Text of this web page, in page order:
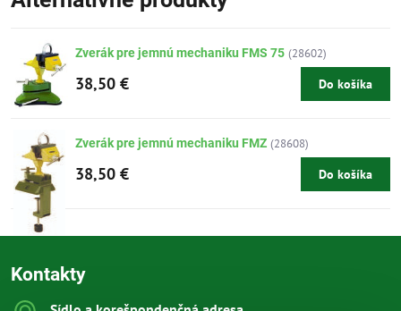
Zverák pre jemnú mechaniku FMS 75 (28602)
38,50 € Do košíka
Zverák pre jemnú mechaniku FMZ (28608)
38,50 € Do košíka
Kontakty